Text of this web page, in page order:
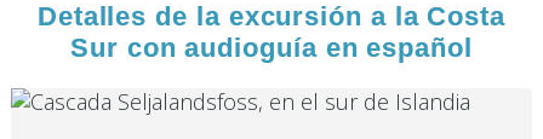
Detalles de la excursión a la Costa
Sur con audioguía en español